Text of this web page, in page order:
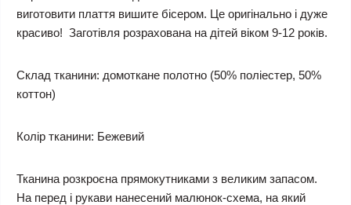
виготовити плаття вишите бісером. Це оригінально і дуже
красиво! Заготівля розрахована на дітей віком 9-12 років.
Склад тканини: домоткане полотно (50% поліестер, 50%
коттон)
Колір тканини: Бежевий
Тканина розкроєна прямокутниками з великим запасом.
На перед і рукави нанесений малюнок-схема, на який